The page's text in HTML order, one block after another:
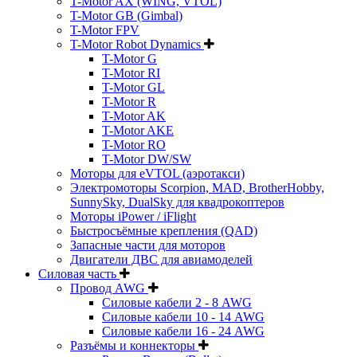
T-Motor GB (Gimbal)
T-Motor FPV
T-Motor Robot Dynamics
T-Motor G
T-Motor RI
T-Motor GL
T-Motor R
T-Motor AK
T-Motor AKE
T-Motor RO
T-Motor DW/SW
Моторы для eVTOL (аэротакси)
Электромоторы Scorpion, MAD, BrotherHobby,
SunnySky, DualSky для квадрокоптеров
Моторы iPower / iFlight
Быстросъёмные крепления (QAD)
Запасные части для моторов
Двигатели ДВС для авиамоделей
Силовая часть
Провод AWG
Силовые кабели 2 - 8 AWG
Силовые кабели 10 - 14 AWG
Силовые кабели 16 - 24 AWG
Разъёмы и коннекторы